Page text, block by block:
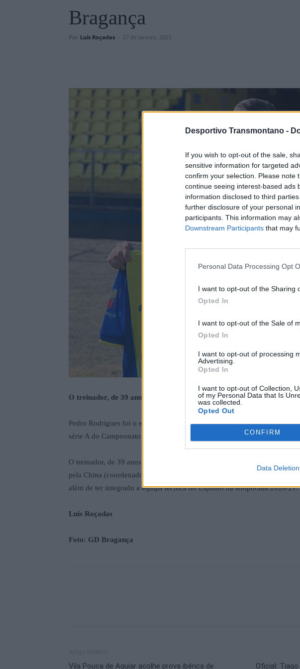
Desportivo Transmontano -
If you wish to opt-out of the sale,
sensitive information for targeted
confirm your selection. Please note
continue seeing interest-based ads
information disclosed to third
further disclosure of your personal
participants. This information may
Downstream Participants that may
Personal Data Processing Opt
I want to opt-out of the Sharing
Opted In
I want to opt-out of the Sale of
Opted In
I want to opt-out of processing
Advertising.
Opted In
I want to opt-out of Collection,
of my Personal Data that Is
was collected.
Opted Out
CONFIRM
Data Deletion
Bragança
Por Luís Roçadas - 27 de Janeiro, 2023
O treinador, de 39 anos, começou esta época no Grijó, da AF Porto.
Pedro Rodrigues foi o escolhido para suceder a Rafael Nascimento no
série A do Campeonato de Portugal.
O treinador, de 39 anos de idade, orientava o Grijó, da AF Porto, e conta
pela China (coordenador do departamento de formação do Guangdong) e
além de ter integrado a equipa técnica do Espinho na temporada 2020/21.
Luis Roçadas
Foto: GD Bragança
Vila Pouca de Aguiar acolhe prova ibérica de Oficial: